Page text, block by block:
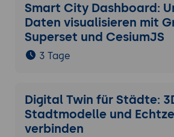
Smart City Dashboard:
Daten visualisieren mit
Superset und CesiumJS
3 Tage
Digital Twin für Städte:
Stadtmodelle und
verbinden